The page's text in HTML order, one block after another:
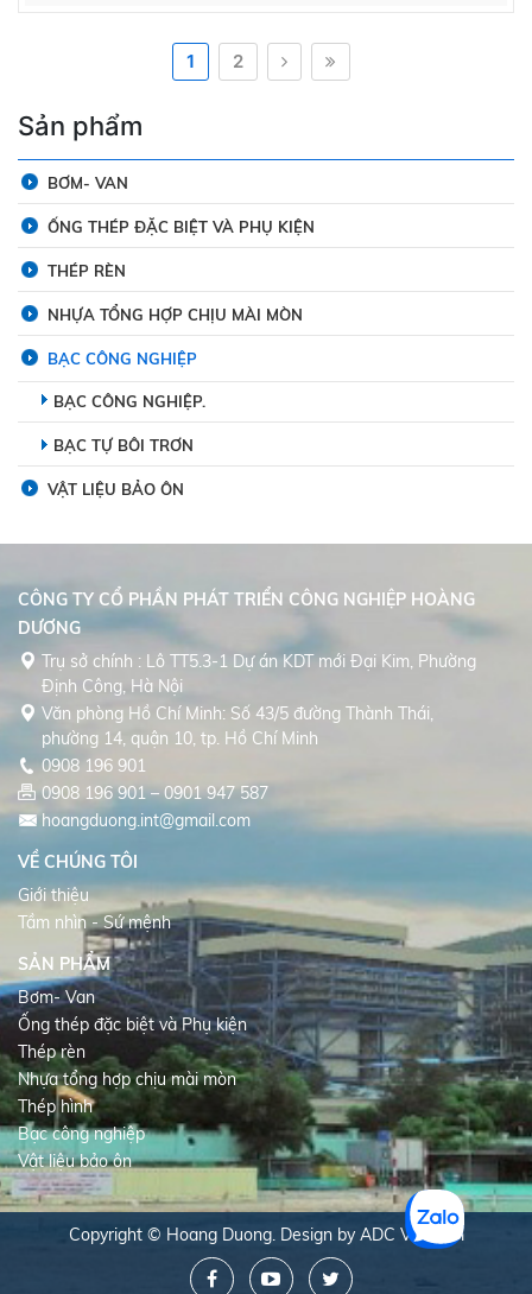
1 2
Sản phẩm
BƠM- VAN
ỐNG THÉP ĐẶC BIỆT VÀ PHỤ KIỆN
THÉP RÈN
NHỰA TỔNG HỢP CHỊU MÀI MÒN
BẠC CÔNG NGHIỆP
BẠC CÔNG NGHIỆP.
BẠC TỰ BÔI TRƠN
VẬT LIỆU BẢO ÔN
CÔNG TY CỔ PHẦN PHÁT TRIỂN CÔNG NGHIỆP HOÀNG
DƯƠNG
Trụ sở chính : Lô TT5.3-1 Dự án KDT mới Đại Kim, Phường
Định Công, Hà Nội
Văn phòng Hồ Chí Minh: Số 43/5 đường Thành Thái,
phường 14, quận 10, tp. Hồ Chí Minh
0908 196 901
0908 196 901 – 0901 947 587
hoangduong.int@gmail.com
VỀ CHÚNG TÔI
Giới thiệu
Tầm nhìn - Sứ mệnh
SẢN PHẨM
Bơm- Van
Ống thép đặc biệt và Phụ kiện
Thép rèn
Nhựa tổng hợp chịu mài mòn
Thép hình
Bạc công nghiệp
Vật liệu bảo ôn
Copyright © Hoang Duong. Design by ADC Vietnam